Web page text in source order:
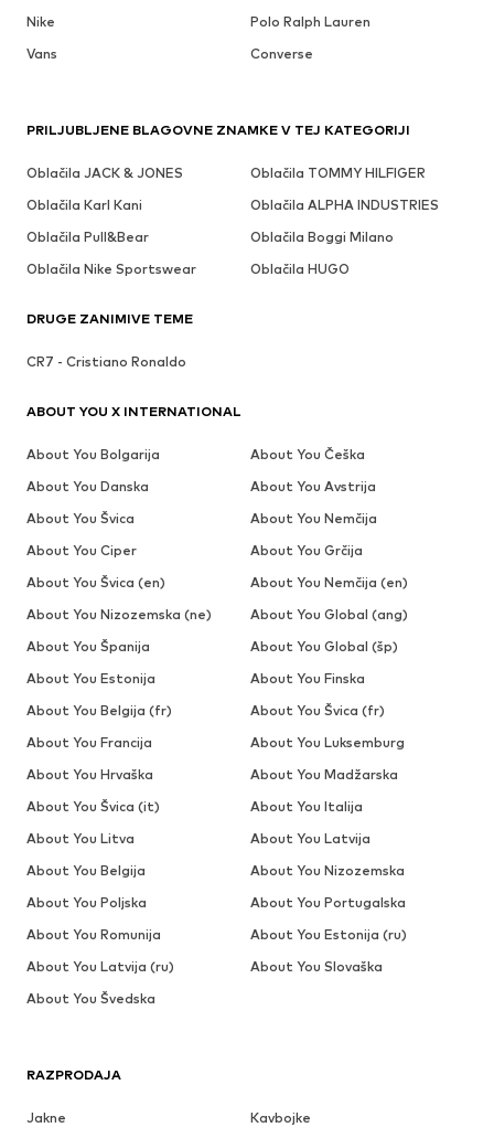
Nike
Polo Ralph Lauren
Vans
Converse
RAZPRODAJA
Jakne
Kavbojke
PRILJUBLJENE BLAGOVNE ZNAMKE V TEJ KATEGORIJI
Oblačila JACK & JONES
Oblačila TOMMY HILFIGER
Oblačila Karl Kani
Oblačila ALPHA INDUSTRIES
Oblačila Pull&Bear
Oblačila Boggi Milano
Oblačila Nike Sportswear
Oblačila HUGO
DRUGE ZANIMIVE TEME
CR7 - Cristiano Ronaldo
ABOUT YOU X INTERNATIONAL
About You Bolgarija
About You Češka
About You Danska
About You Avstrija
About You Švica
About You Nemčija
About You Ciper
About You Grčija
About You Švica (en)
About You Nemčija (en)
About You Nizozemska (ne)
About You Global (ang)
About You Španija
About You Global (šp)
About You Estonija
About You Finska
About You Belgija (fr)
About You Švica (fr)
About You Francija
About You Luksemburg
About You Hrvaška
About You Madžarska
About You Švica (it)
About You Italija
About You Litva
About You Latvija
About You Belgija
About You Nizozemska
About You Poljska
About You Portugalska
About You Romunija
About You Estonija (ru)
About You Latvija (ru)
About You Slovaška
About You Švedska